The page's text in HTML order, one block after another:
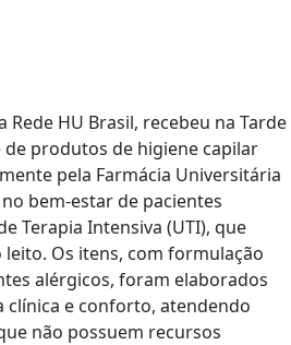
Rede HU Brasil, recebeu na Tarde
produtos de higiene capilar
pela Farmácia Universitária
no bem-estar de pacientes
Terapia Intensiva (UTI), que
Os itens, com formulação
alérgicos, foram elaborados
clínica e conforto, atendendo
não possuem recursos